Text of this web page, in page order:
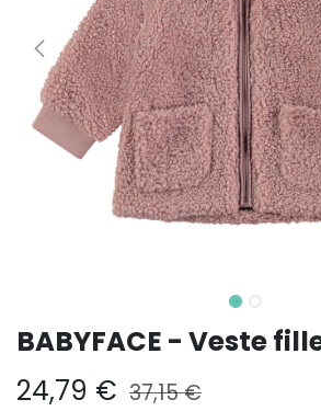
BABYFACE - Veste
24,79 € 37,15€